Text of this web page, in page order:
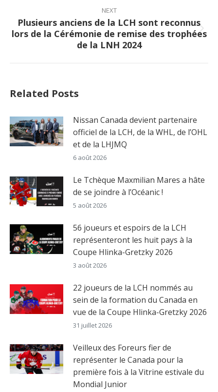
NEXT
Next
post:
Plusieurs anciens de la LCH sont reconnus
lors de la Cérémonie de remise des trophées
de la LNH 2024
Related Posts
Nissan Canada devient partenaire
officiel de la LCH, de la WHL, de l’OHL
et de la LHJMQ
6 août 2026
Le Tchèque Maxmilian Mares a hâte
de se joindre à l’Océanic !
5 août 2026
56 joueurs et espoirs de la LCH
représenteront les huit pays à la
Coupe Hlinka-Gretzky 2026
3 août 2026
22 joueurs de la LCH nommés au
sein de la formation du Canada en
vue de la Coupe Hlinka-Gretzky 2026
31 juillet 2026
Veilleux des Foreurs fier de
représenter le Canada pour la
première fois à la Vitrine estivale du
Mondial Junior